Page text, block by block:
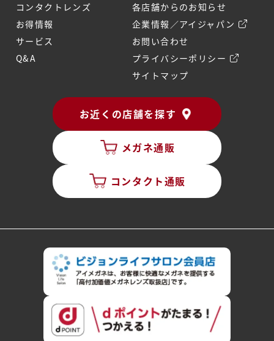
コンタクトレンズ
お得情報
サービス
Q&A
各店舗からのお知らせ
企業情報／アイジャパン
お問い合わせ
プライバシーポリシー
サイトマップ
お近くの店舗を探す
メガネ通販
コンタクト通販